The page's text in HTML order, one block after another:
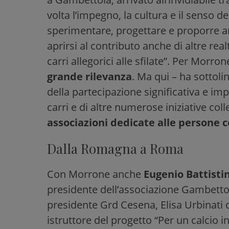
volta l’impegno, la cultura e il senso
sperimentare, progettare e proporre
aprirsi al contributo anche di altre
carri allegorici alle sfilate”. Per
grande rilevanza. Ma qui – ha
della partecipazione significativa e
carri e di altre numerose iniziative
associazioni dedicate alle
Dalla Romagna a Roma
Con Morrone anche Eugenio
presidente dell’associazione
presidente Grd Cesena, Elisa
istruttore del progetto “Per un calcio